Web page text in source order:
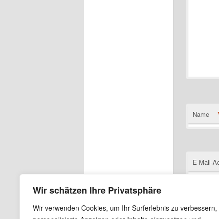
Wir schätzen Ihre Privatsphäre
Wir verwenden Cookies, um Ihr Surferlebnis zu verbessern,
Name
E-Mail-
Website